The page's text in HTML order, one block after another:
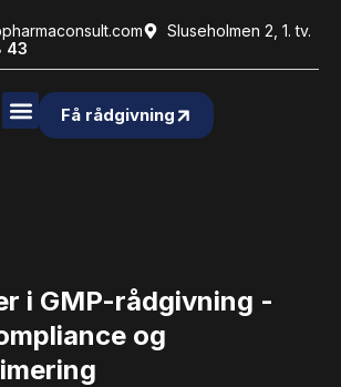
Sluseholmen 2, 1. tv.
43
Få rådgivning
i GMP-rådgivning -
og